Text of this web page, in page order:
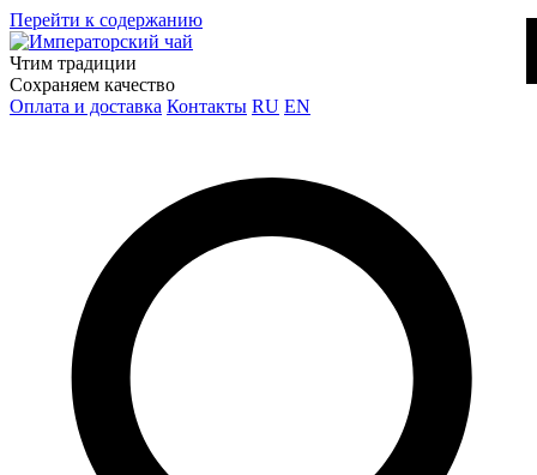
Перейти к содержанию
Чтим традиции
Сохраняем качество
Оплата и доставка Контакты RU EN